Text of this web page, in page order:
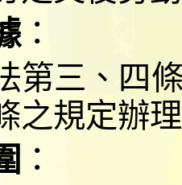
：
第三、四
之規定辦
：